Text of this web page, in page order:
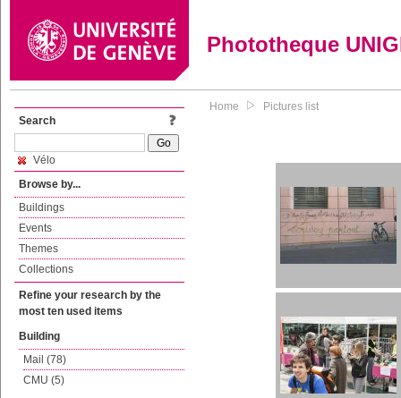
Phototheque
Search
Vélo
Browse by...
Buildings
Events
Themes
Collections
Refine your research by the
most ten used items
Building
Mail (78)
CMU (5)
Home Pictures list